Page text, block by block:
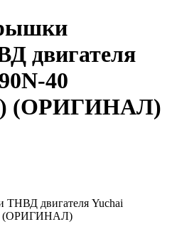
двигателя
40
(ОРИГИНАЛ)
ТНВД двигателя Yuchai
(ОРИГИНАЛ)